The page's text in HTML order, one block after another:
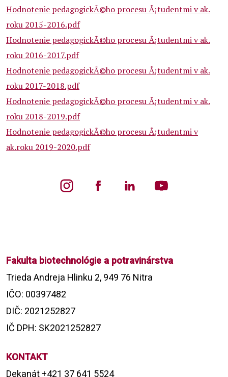
Hodnotenie pedagogickÃ©ho procesu Å¡tudentmi v ak.
roku 2015-2016.pdf
Hodnotenie pedagogickÃ©ho procesu Å¡tudentmi v ak.
roku 2016-2017.pdf
Hodnotenie pedagogickÃ©ho procesu Å¡tudentmi v ak.
roku 2017-2018.pdf
Hodnotenie pedagogickÃ©ho procesu Å¡tudentmi v ak.
roku 2018-2019.pdf
Hodnotenie pedagogickÃ©ho procesu Å¡tudentmi v
ak.roku 2019-2020.pdf
Fakulta biotechnológie a potravinárstva
Trieda Andreja Hlinku 2, 949 76 Nitra
IČO: 00397482
DIČ: 2021252827
IČ DPH: SK2021252827
KONTAKT
Dekanát +421 37 641 5524